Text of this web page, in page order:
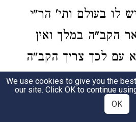
לו בעולם ותי' הר"י
הקב"ה במלך ואין
עם לכך צריך הקב"ה
אמנם הוא מלך על
בנים למקום
We use cookies to give you the
our site. Click OK to continue
OK